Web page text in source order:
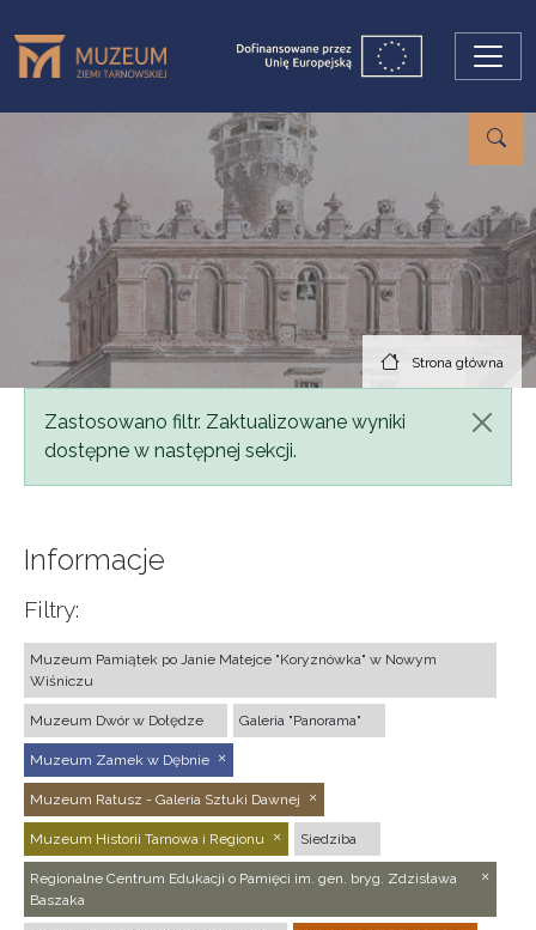
Strona główna
Komunikat
Zastosowano filtr. Zaktualizowane wyniki
dostępne w następnej sekcji.
Informacje
Filtry:
Muzeum Pamiątek po Janie Matejce "Koryznówka" w Nowym
Wiśniczu
Muzeum Dwór w Dołędze Galeria "Panorama"
Muzeum Zamek w Dębnie
Muzeum Ratusz - Galeria Sztuki Dawnej
Muzeum Historii Tarnowa i Regionu Siedziba
Regionalne Centrum Edukacji o Pamięci im. gen. bryg. Zdzisława
Baszaka